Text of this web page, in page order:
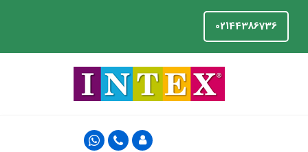
02144386736